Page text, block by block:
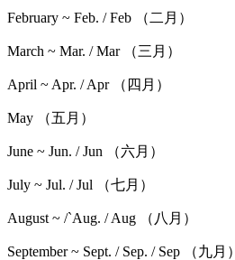
February ~ Feb. / Feb （二月）
March ~ Mar. / Mar （三月）
April ~ Apr. / Apr （四月）
May （五月）
June ~ Jun. / Jun （六月）
July ~ Jul. / Jul （七月）
August ~ /`Aug. / Aug （八月）
September ~ Sept. / Sep. / Sep （九月）